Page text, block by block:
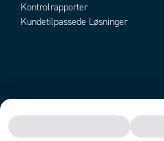
Kontrolrapporter
Kundetilpassede Løsninger